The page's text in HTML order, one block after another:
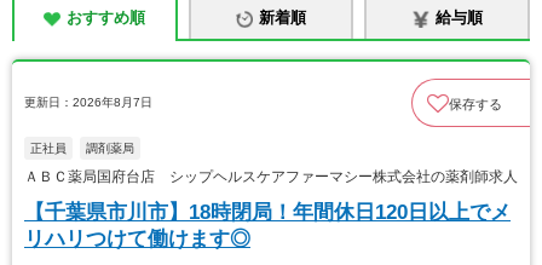
おすすめ順 新着順 給与順
更新日：2026年8月7日 保存する
正社員 調剤薬局
ＡＢＣ薬局国府台店 シップヘルスケアファーマシー株式会社の薬剤師求人
【千葉県市川市】18時閉局！年間休日120日以上でメ
リハリつけて働けます◎